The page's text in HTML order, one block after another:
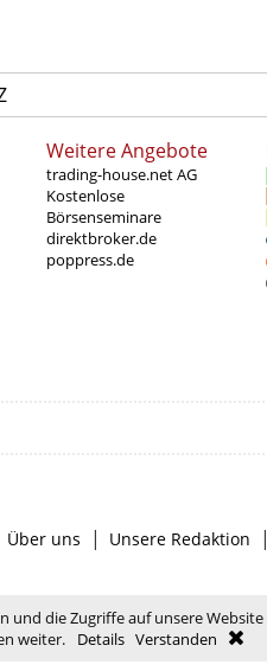
Weitere Angebote
trading-house.net AG
Kostenlose
Börsenseminare
direktbroker.de
poppress.de
Über uns | Unsere Redaktion |
die Zugriffe auf unsere
weiter.
Details Verstanden